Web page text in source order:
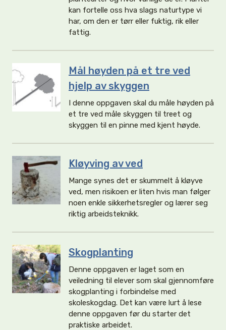
kan fortelle oss hva slags naturtype vi
har, om den er tørr eller fuktig, rik eller
fattig.
Mål høyden på et tre ved
hjelp av skyggen
I denne oppgaven skal du måle høyden på
et tre ved måle skyggen til treet og
skyggen til en pinne med kjent høyde.
Kløyving av ved
Mange synes det er skummelt å kløyve
ved, men risikoen er liten hvis man følger
noen enkle sikkerhetsregler og lærer seg
riktig arbeidsteknikk.
Skogplanting
Denne oppgaven er laget som en
veiledning til elever som skal gjennomføre
skogplanting i forbindelse med
skoleskogdag. Det kan være lurt å lese
denne oppgaven før du starter det
praktiske arbeidet.